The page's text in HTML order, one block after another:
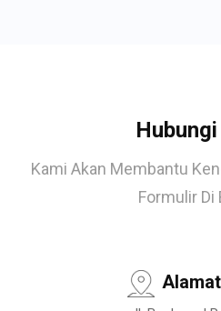
Kami Akan Membantu
Formulir Di